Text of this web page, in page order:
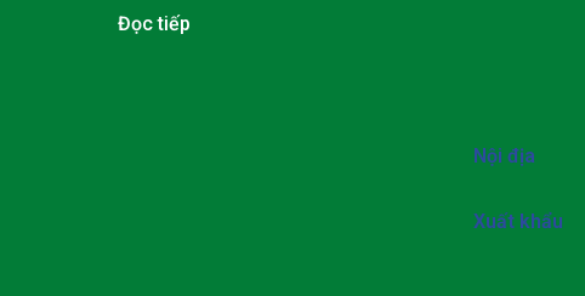
Đọc tiếp
Nội địa
Xuất khẩu